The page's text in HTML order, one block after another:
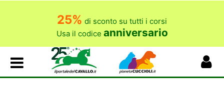
25% di sconto su tutti i corsi
Usa il codice anniversario